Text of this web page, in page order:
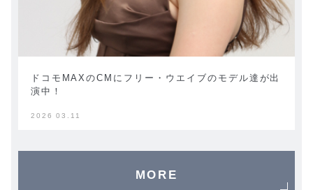
ドコモMAXのCMにフリー・ウエイブのモデル達が出
演中！
2026 03.11
MORE